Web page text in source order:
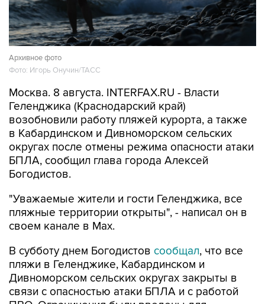
Архивное фото
Фото: Игорь Онучин/ТАСС
Москва. 8 августа. INTERFAX.RU - Власти
возобновили работу пляжей курорта, а также
в Кабардинском и Дивноморском сельских
округах после отмены режима опасности атаки
БПЛА, сообщил глава города Алексей
Богодистов.
"Уважаемые жители и гости Геленджика, все
своем канале в Max.
В субботу днем Богодистов
Дивноморском сельских округах закрыты в
связи с опасностью атаки БПЛА и с работой
ПВО. Ограничения были введены для
безопасности людей.